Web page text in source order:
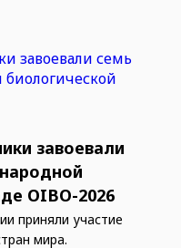
завоевали
OIBO-2026
приняли участие
мира.